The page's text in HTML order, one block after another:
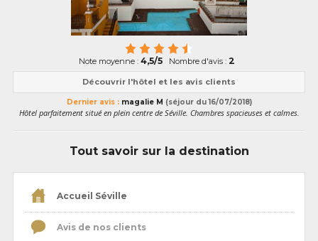
Note moyenne : 4,5/5 Nombre d'avis : 2
Découvrir l'hôtel et les avis clients
Dernier avis :magalie M (séjour du 16/07/2018)
Hôtel parfaitement situé en plein centre de Séville. Chambres spacieuses et calmes.
Tout savoir sur la destination
Accueil Séville
Avis de nos clients